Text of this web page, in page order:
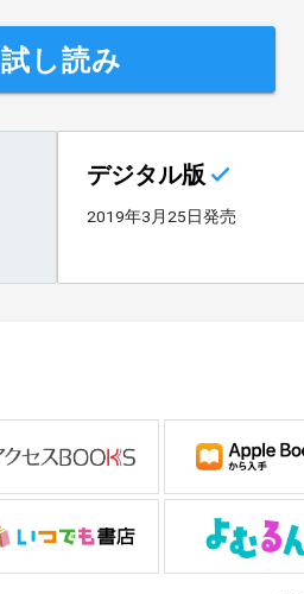
試し読み
デジタル版
2019年3月25日発売